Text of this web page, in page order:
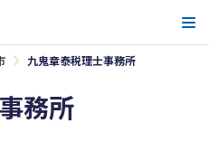
九鬼章泰税理士事務所
務所